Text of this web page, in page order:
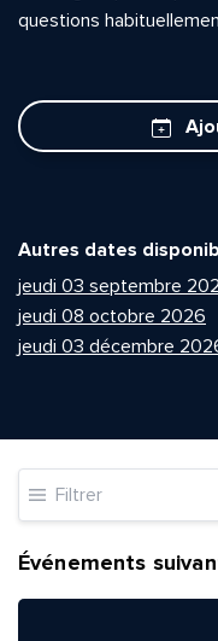
questions
Autres dates
jeudi 03 septembre
jeudi 08 octobre 2026
jeudi 03 décembre
Filtrer
Événements